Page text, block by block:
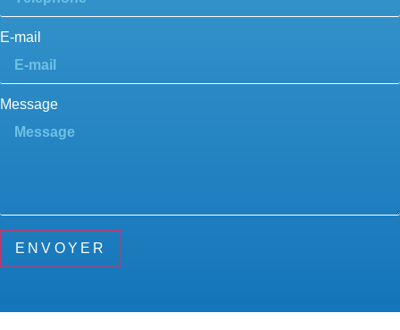
E-mail
Message
ENVOYER